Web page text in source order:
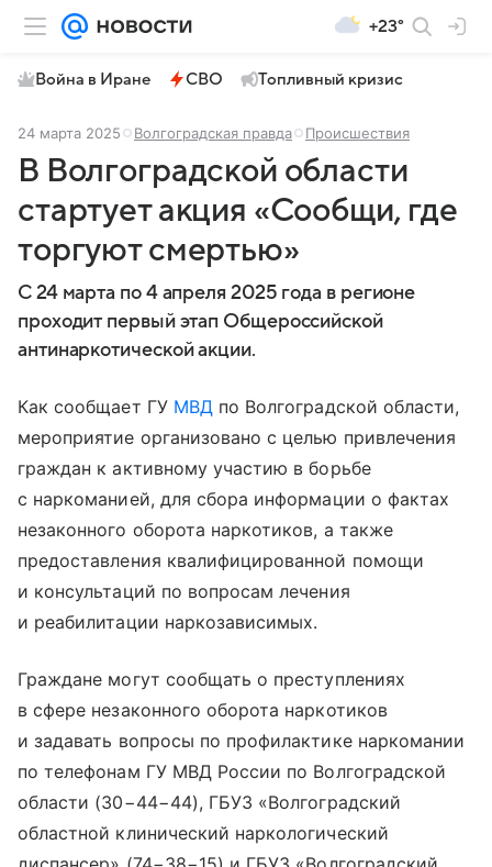
+23°
Война в Иране СВО Топливный кризис
24 марта 2025 Волгоградская правда Происшествия
В Волгоградской области
стартует акция «Сообщи, где
торгуют смертью»
С 24 марта по 4 апреля 2025 года в регионе
проходит первый этап Общероссийской
антинаркотической акции.
Как сообщает ГУ МВДпо Волгоградской области,
мероприятие организовано с целью привлечения
граждан к активному участию в борьбе
с наркоманией, для сбора информации о фактах
незаконного оборота наркотиков, а также
предоставления квалифицированной помощи
и консультаций по вопросам лечения
и реабилитации наркозависимых.
Граждане могут сообщать о преступлениях
в сфере незаконного оборота наркотиков
и задавать вопросы по профилактике наркомании
по телефонам ГУ МВД России по Волгоградской
области (30−44−44), ГБУЗ «Волгоградский
областной клинический наркологический